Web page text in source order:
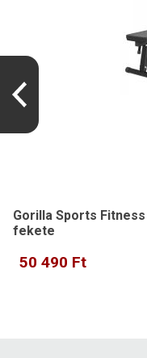
Gorilla Sports
fekete
50 490 Ft